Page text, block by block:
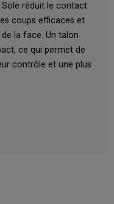
Sole réduit le contact
coups efficaces et
la face. Un talon
ce qui permet de
contrôle et une plus